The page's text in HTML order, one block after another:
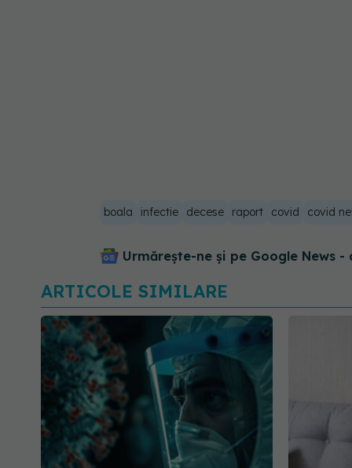
boala infectie decese raport covid covid
Urmărește-ne și pe Google News -
ARTICOLE SIMILARE